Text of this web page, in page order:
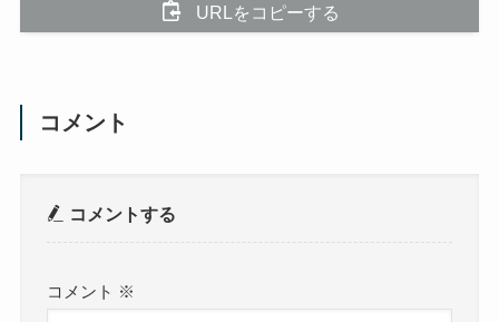
URLをコピーする
コメント
コメントする
コメント ※